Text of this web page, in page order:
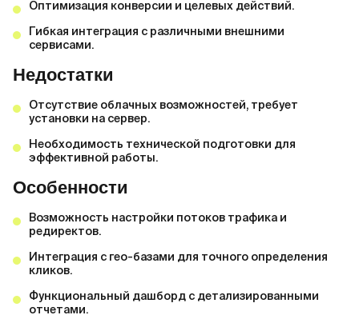
Оптимизация конверсии и целевых действий.
Гибкая интеграция с различными внешними
сервисами.
Недостатки
Отсутствие облачных возможностей, требует
установки на сервер.
Необходимость технической подготовки для
эффективной работы.
Особенности
Возможность настройки потоков трафика и
редиректов.
Интеграция с гео-базами для точного определения
кликов.
Функциональный дашборд с детализированными
отчетами.